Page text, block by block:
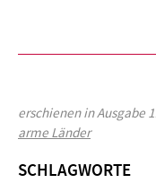
erschienen in Ausgabe
arme Länder
SCHLAGWORTE